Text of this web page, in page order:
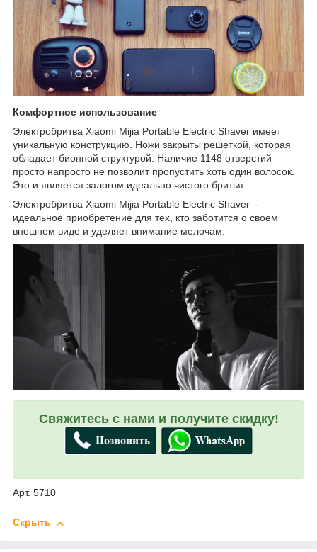
Комфортное использование
Электробритва Xiaomi Mijia Portable Electric Shaver имеет
уникальную конструкцию. Ножи закрыты решеткой, которая
обладает бионной структурой. Наличие 1148 отверстий
просто напросто не позволит пропустить хоть один волосок.
Это и является залогом идеально чистого бритья.
Электробритва Xiaomi Mijia Portable Electric Shaver -
идеальное приобретение для тех, кто заботится о своем
внешнем виде и уделяет внимание мелочам.
Свяжитесь с нами и получите скидку!
Арт. 5710
Скрыть